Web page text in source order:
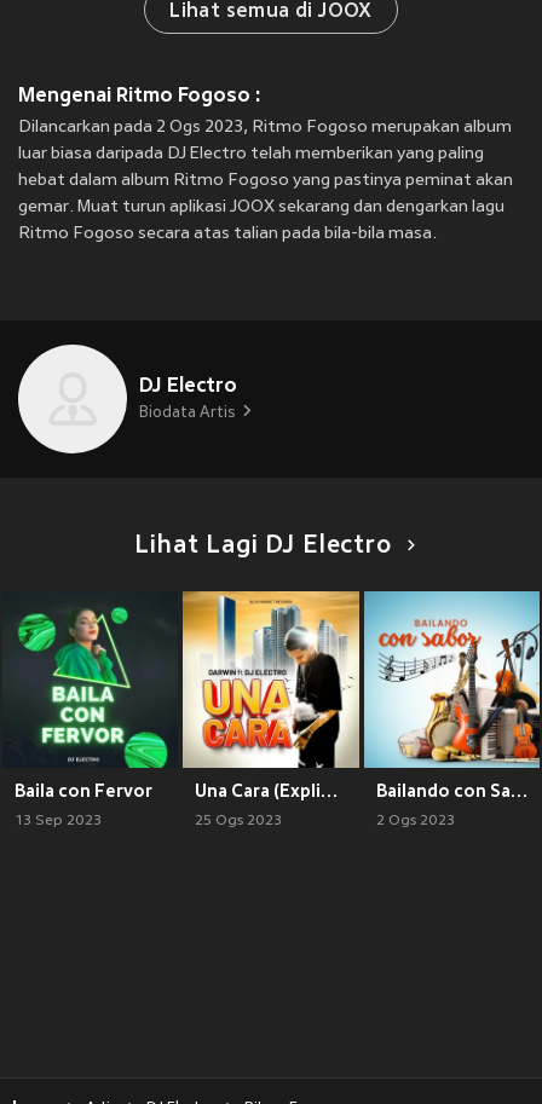
Lihat semua di JOOX
Mengenai Ritmo Fogoso :
Dilancarkan pada 2 Ogs 2023, Ritmo Fogoso merupakan album
luar biasa daripada DJ Electro telah memberikan yang paling
hebat dalam album Ritmo Fogoso yang pastinya peminat akan
gemar. Muat turun aplikasi JOOX sekarang dan dengarkan lagu
Ritmo Fogoso secara atas talian pada bila-bila masa.
DJ Electro
Biodata Artis
Lihat Lagi DJ Electro
Baila con Fervor
13 Sep 2023
Una Cara (Explicit)
25 Ogs 2023
Bailando con Sabor
2 Ogs 2023